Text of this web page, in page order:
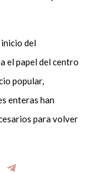
inicio del
el papel del centro
popular,
enteras han
para volver